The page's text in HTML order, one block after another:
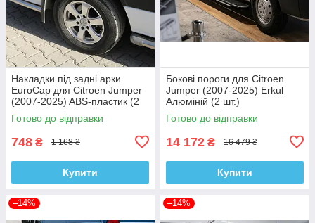
Накладки під задні арки
EuroCap для Citroen Jumper
(2007-2025) ABS-пластик (2
шт.)
Готово до відправки
748 ₴ 1 168 ₴
Купити
Бокові пороги для Citroen
Jumper (2007-2025) Erkul
Алюміній (2 шт.)
Готово до відправки
14 172 ₴ 16 479 ₴
Купити
–14% –14%